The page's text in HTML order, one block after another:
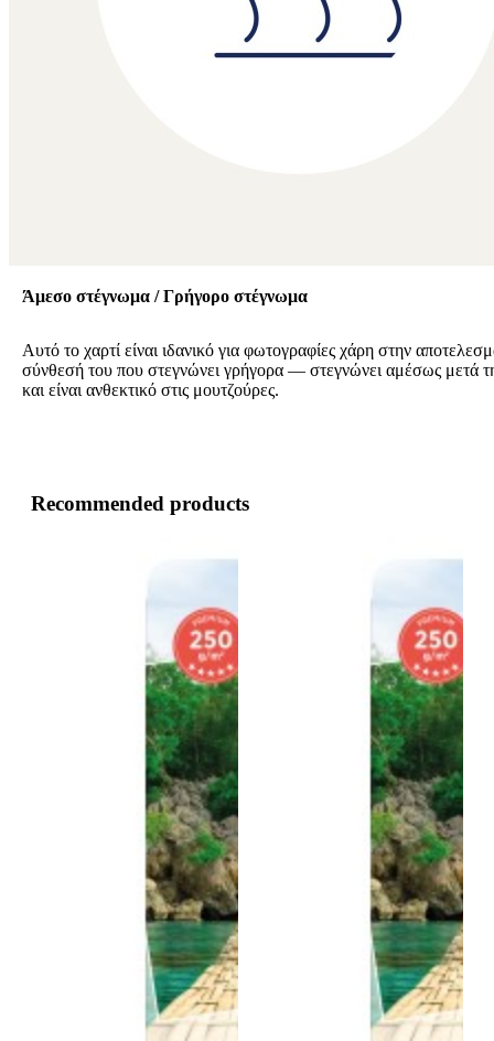
Άμεσο στέγνωμα / Γρήγορο στέγνωμα
Αυτό το χαρτί είναι ιδανικό για φωτογραφίες χάρη στην
σύνθεσή του που στεγνώνει γρήγορα — στεγνώνει αμέσως μετά
και είναι ανθεκτικό στις μουτζούρες.
Recommended products